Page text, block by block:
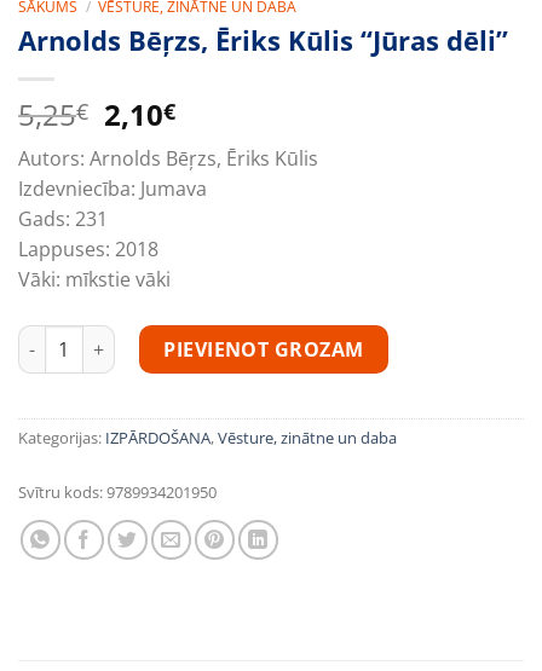
SĀKUMS / VĒSTURE, ZINĀTNE UN DABA
Arnolds Bēŗzs, Ēriks Kūlis “Jūras dēli”
5,25€ Original
price
was:
5,25€.
2,10€Current
price
is:
2,10€.
Autors: Arnolds Bēŗzs, Ēriks Kūlis
Izdevniecība: Jumava
Gads: 231
Lappuses: 2018
Vāki: mīkstie vāki
Arnolds Bēŗzs, Ēriks Kūlis "Jūras dēli" daudzums
PIEVIENOT GROZAM
Kategorijas: IZPĀRDOŠANA,Vēsture, zinātne un daba
Svītru kods:9789934201950